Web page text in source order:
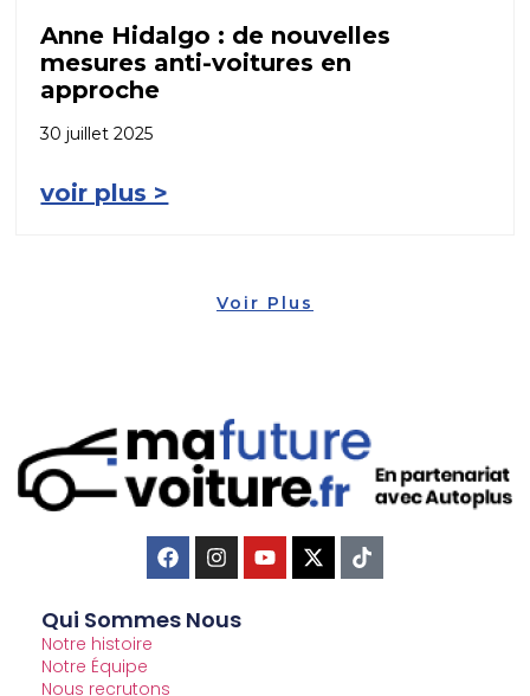
Anne Hidalgo : de nouvelles
mesures anti-voitures en
approche
30 juillet 2025
voir plus >
Voir Plus
Qui Sommes Nous
Notre histoire
Notre Équipe
Nous recrutons